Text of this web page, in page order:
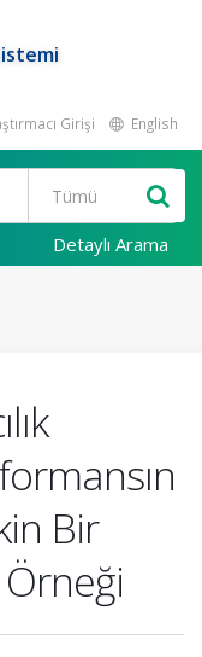
Girişi English
Detaylı Arama
Bir